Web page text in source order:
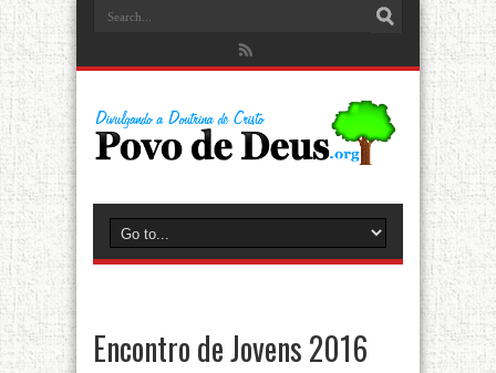
Encontro de Jovens 2016